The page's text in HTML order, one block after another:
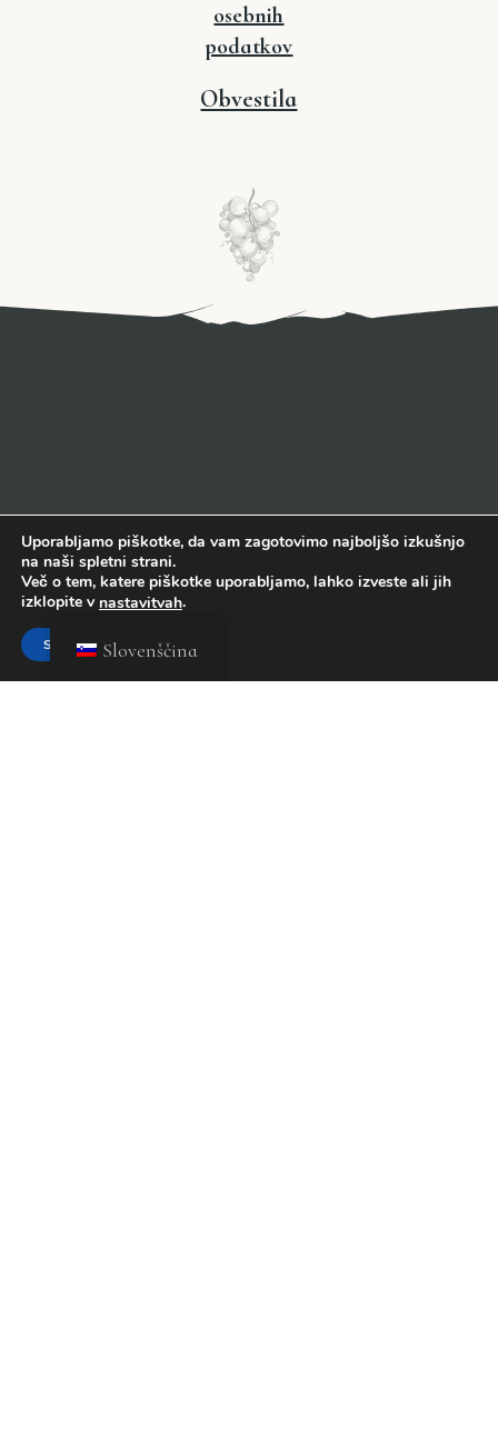
osebnih
podatkov
Obvestila
Slovenščina
Uporabljamo piškotke, da vam zagotovimo najboljšo izkušnjo
na naši spletni strani.
Več o tem, katere piškotke uporabljamo, lahko izveste ali jih
izklopite v nastavitvah.
Sprejmi